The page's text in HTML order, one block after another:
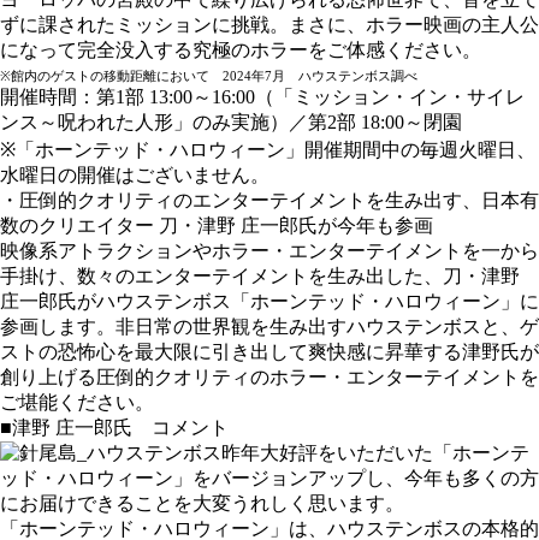
ずに課されたミッションに挑戦。まさに、ホラー映画の主人公
になって完全没入する究極のホラーをご体感ください。
※館内のゲストの移動距離において 2024年7月 ハウステンボス調べ
開催時間：第1部 13:00～16:00（「ミッション・イン・サイレ
ンス～呪われた人形」のみ実施）／第2部 18:00～閉園
※「ホーンテッド・ハロウィーン」開催期間中の毎週火曜日、
水曜日の開催はございません。
・圧倒的クオリティのエンターテイメントを生み出す、日本有
数のクリエイター 刀・津野 庄一郎氏が今年も参画
映像系アトラクションやホラー・エンターテイメントを一から
手掛け、数々のエンターテイメントを生み出した、刀・津野
庄一郎氏がハウステンボス「ホーンテッド・ハロウィーン」に
参画します。非日常の世界観を生み出すハウステンボスと、ゲ
ストの恐怖心を最大限に引き出して爽快感に昇華する津野氏が
創り上げる圧倒的クオリティのホラー・エンターテイメントを
ご堪能ください。
■津野 庄一郎氏 コメント
昨年大好評をいただいた「ホーンテ
ッド・ハロウィーン」をバージョンアップし、今年も多くの方
にお届けできることを大変うれしく思います。
「ホーンテッド・ハロウィーン」は、ハウステンボスの本格的